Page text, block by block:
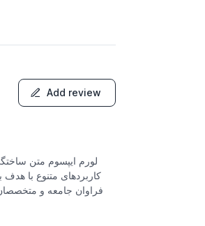
Add review
لورم ایپسوم متن
کاربردهای متنوع با
فراوان جامعه و